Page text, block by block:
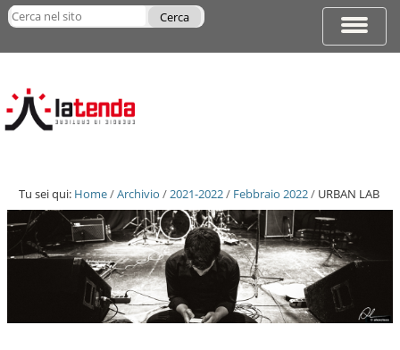
Salta
ai
|
navigazione
Espandi
di
Cerca nel sito
avanzata…
Tu sei qui: Home/Archivio /2021-2022/ Febbraio 2022/ URBAN LAB